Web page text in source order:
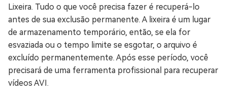
Lixeira. Tudo o que você precisa fazer é recuperá-lo
antes de sua exclusão permanente. A lixeira é um lugar
de armazenamento temporário, então, se ela for
esvaziada ou o tempo limite se esgotar, o arquivo é
excluído permanentemente. Após esse período, você
precisará de uma ferramenta profissional para recuperar
vídeos AVI.